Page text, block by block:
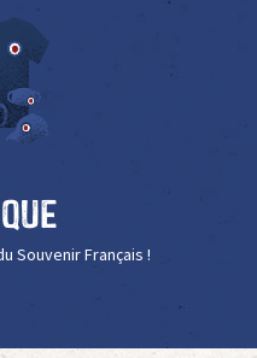
Souvenir Français !